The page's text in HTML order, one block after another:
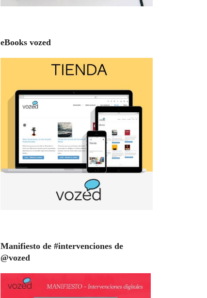
eBooks vozed
Manifiesto de #intervenciones de
@vozed